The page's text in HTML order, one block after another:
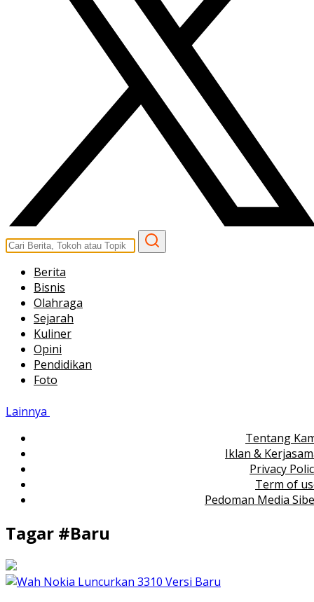
Berita
Bisnis
Olahraga
Sejarah
Kuliner
Opini
Pendidikan
Foto
Lainnya
Tentang
Iklan &
Privacy
Term of
Pedoman Media
Tagar #Baru